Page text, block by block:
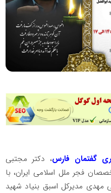
گفتمان فارس، دکتر مجتبی
فجر ملل اسلامی ایران، با
مدیرکل اسبق بنیاد شهید